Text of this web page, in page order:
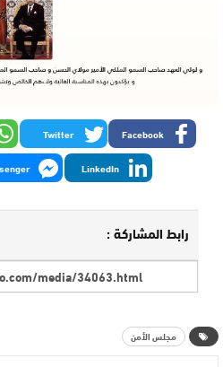
Facebook
Twitter
LinkedIn
رابط المشاركة :
مجلس الأمن